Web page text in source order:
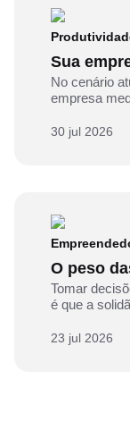
Sua
No cenário
empresa
30 jul 2026
O peso
Tomar
é que a
23 jul 2026